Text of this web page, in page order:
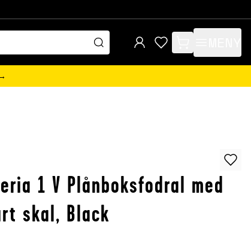
items in cart, view
1 V Plånboksfodral med
skal, Black